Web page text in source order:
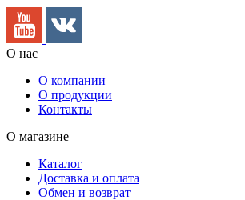
О нас
О компании
О продукции
Контакты
О магазине
Каталог
Доставка и оплата
Обмен и возврат